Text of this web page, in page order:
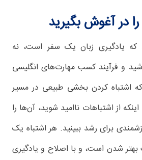
در آغوش بگیرید
که یادگیری زبان یک سفر است، نه
و فرآیند کسب مهارت‌های انگلیسی
اشتباه کردن بخشی طبیعی در مسیر
از اشتباهات ناامید شوید، آن‌ها را
برای رشد ببینید. هر اشتباه یک
شدن است، و با اصلاح و یادگیری